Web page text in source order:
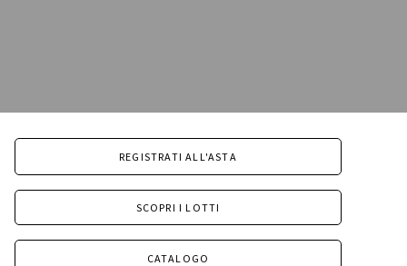
REGISTRATI ALL'ASTA
SCOPRI I LOTTI
CATALOGO